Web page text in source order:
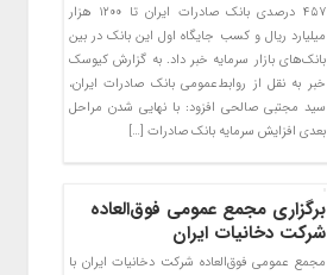
۴۵۷ درصدی بانک صادرات ایران تا ۱۲۰۰ هزار
میلیارد ریال و کسب جایگاه اول این بانک در بین
بانک‌های بازار سرمایه خبر داد. به گزارش کیوسک
خبر به نقل از روابط‌عمومی بانک صادرات ایران،
سید مجتبی صالحی افزود: با نهایی شدن مراحل
بعدی افزایش سرمایه بانک صادرات […]
برگزاری مجمع عمومی فوق‌العاده
شرکت دخانیات ایران
مجمع عمومی فوق‌العاده شرکت دخانیات ایران با